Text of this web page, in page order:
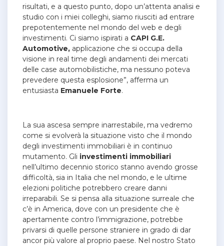
risultati, e a questo punto, dopo un’attenta analisi e
studio con i miei colleghi, siamo riusciti ad entrare
prepotentemente nel mondo del web e degli
investimenti. Ci siamo ispirati a CAPI G.E.
Automotive, applicazione che si occupa della
visione in real time degli andamenti dei mercati
delle case automobilistiche, ma nessuno poteva
prevedere questa esplosione”, afferma un
entusiasta Emanuele Forte.
La sua ascesa sempre inarrestabile, ma vedremo
come si evolverà la situazione visto che il mondo
degli investimenti immobiliari è in continuo
mutamento. Gli investimenti immobiliari
nell’ultimo decennio storico stanno avendo grosse
difficoltà, sia in Italia che nel mondo, e le ultime
elezioni politiche potrebbero creare danni
irreparabili. Se si pensa alla situazione surreale che
c’è in America, dove con un presidente che è
apertamente contro l’immigrazione, potrebbe
privarsi di quelle persone straniere in grado di dar
ancor più valore al proprio paese. Nel nostro Stato